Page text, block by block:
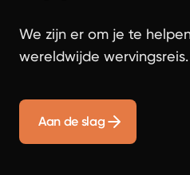
We zijn er om je te
wereldwijde wervingsreis.
Aan de slag